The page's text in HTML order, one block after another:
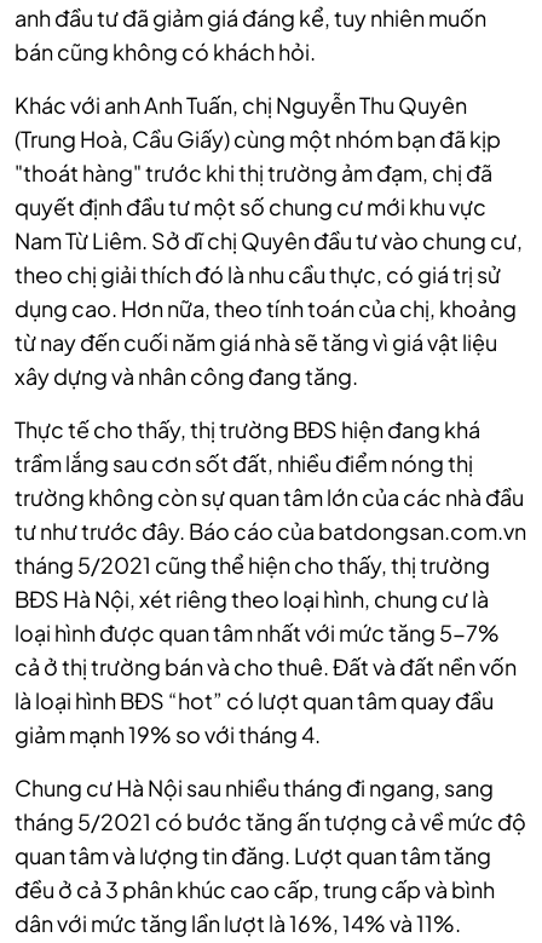
anh đầu tư đã giảm giá đáng kể, tuy nhiên muốn
bán cũng không có khách hỏi.
Khác với anh Anh Tuấn, chị Nguyễn Thu Quyên
(Trung Hoà, Cầu Giấy) cùng một nhóm bạn đã kịp
"thoát hàng" trước khi thị trường ảm đạm, chị đã
quyết định đầu tư một số chung cư mới khu vực
Nam Từ Liêm. Sở dĩ chị Quyên đầu tư vào chung cư,
theo chị giải thích đó là nhu cầu thực, có giá trị sử
dụng cao. Hơn nữa, theo tính toán của chị, khoảng
từ nay đến cuối năm giá nhà sẽ tăng vì giá vật liệu
xây dựng và nhân công đang tăng.
Thực tế cho thấy, thị trường BĐS hiện đang khá
trầm lắng sau cơn sốt đất, nhiều điểm nóng thị
trường không còn sự quan tâm lớn của các nhà đầu
tư như trước đây. Báo cáo của batdongsan.com.vn
tháng 5/2021 cũng thể hiện cho thấy, thị trường
BĐS Hà Nội, xét riêng theo loại hình, chung cư là
loại hình được quan tâm nhất với mức tăng 5-7%
cả ở thị trường bán và cho thuê. Đất và đất nền vốn
là loại hình BĐS “hot” có lượt quan tâm quay đầu
giảm mạnh 19% so với tháng 4.
Chung cư Hà Nội sau nhiều tháng đi ngang, sang
tháng 5/2021 có bước tăng ấn tượng cả về mức độ
quan tâm và lượng tin đăng. Lượt quan tâm tăng
đều ở cả 3 phân khúc cao cấp, trung cấp và bình
dân với mức tăng lần lượt là 16%, 14% và 11%.